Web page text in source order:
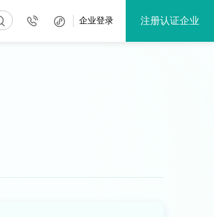
企业登录 注册认证企业